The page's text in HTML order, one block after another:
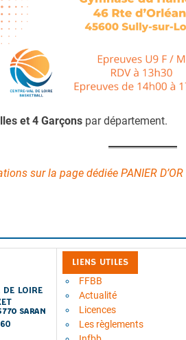
et 4 Garçons par département.
sur la page dédiée PANIER D’OR
LIENS UTILES
FFBB
Actualité
Licences
Les règlements